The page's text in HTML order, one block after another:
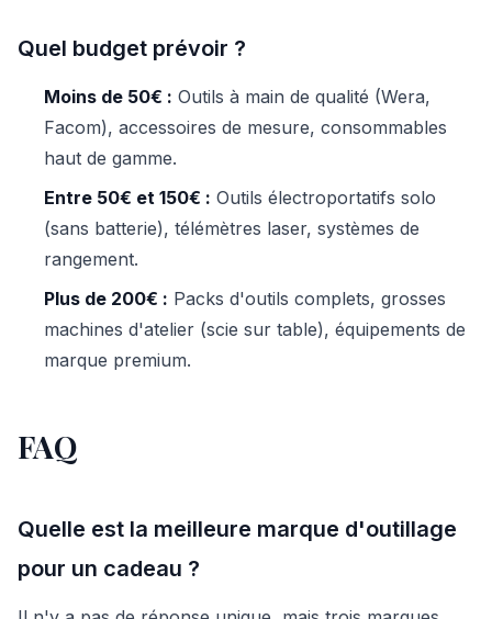
Quel budget prévoir ?
Moins de 50€ : Outils à main de qualité (Wera,
Facom), accessoires de mesure, consommables
haut de gamme.
Entre 50€ et 150€ : Outils électroportatifs solo
(sans batterie), télémètres laser, systèmes de
rangement.
Plus de 200€ : Packs d'outils complets, grosses
machines d'atelier (scie sur table), équipements de
marque premium.
FAQ
Quelle est la meilleure marque d'outillage
pour un cadeau ?